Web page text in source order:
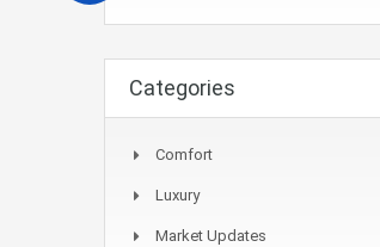
Categories
Comfort
Luxury
Market Updates